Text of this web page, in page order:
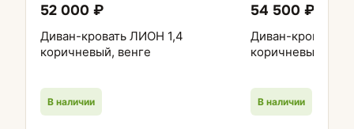
52 000 ₽
Диван-кровать ЛИОН 1,4
коричневый, венге
В наличии
54 500 ₽
Диван-кровать
коричневый
В наличии